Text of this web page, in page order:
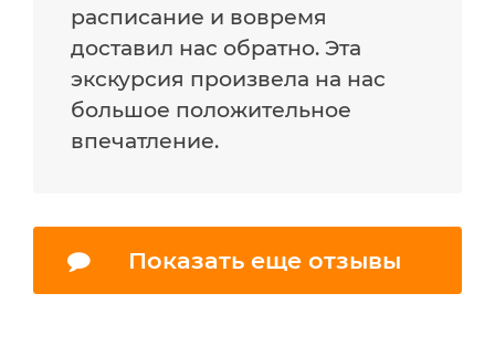
расписание и вовремя
доставил нас обратно. Эта
экскурсия произвела на нас
большое положительное
впечатление.
Показать еще отзывы